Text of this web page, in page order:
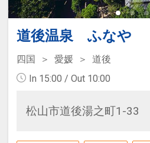
道後温泉 ふなや
四国 愛媛
道後
In 15:00 / Out 10:00
松山市道後湯之町1-33